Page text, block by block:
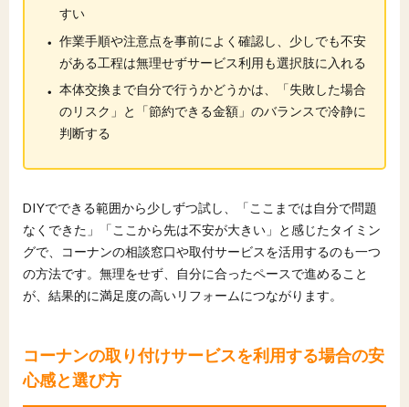
すい
・ 作業手順や注意点を事前によく確認し、少しでも不安
がある工程は無理せずサービス利用も選択肢に入れる
・ 本体交換まで自分で行うかどうかは、「失敗した場合
のリスク」と「節約できる金額」のバランスで冷静に
判断する
DIYでできる範囲から少しずつ試し、「ここまでは自分で問題
なくできた」「ここから先は不安が大きい」と感じたタイミン
グで、コーナンの相談窓口や取付サービスを活用するのも一つ
の方法です。無理をせず、自分に合ったペースで進めること
が、結果的に満足度の高いリフォームにつながります。
コーナンの取り付けサービスを利用する場合の安
心感と選び方